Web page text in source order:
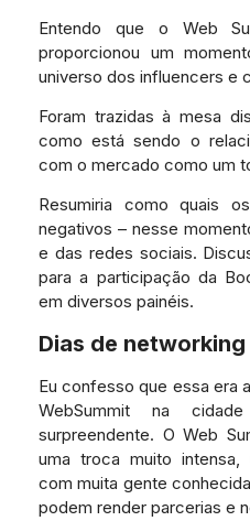
Entendo que o Web
proporcionou um
universo dos influencers e
Foram trazidas à mesa
como está sendo o
com o mercado como um
Resumiria como quais
negativos – nesse
e das redes sociais.
para a participação da
em diversos painéis.
Dias de networking
Eu confesso que essa era
WebSummit na
surpreendente. O Web
uma troca muito intensa,
com muita gente
podem render parcerias e